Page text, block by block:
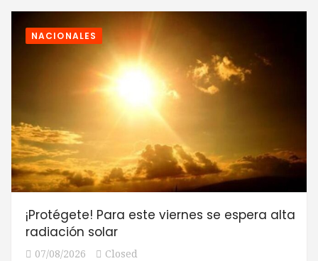
NACIONALES
¡Protégete! Para este viernes se espera alta
radiación solar
07/08/2026 Closed